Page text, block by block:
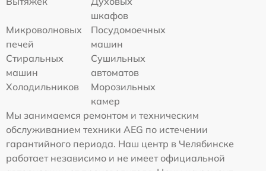
шкафов
Микроволновых
печей
Посудомоечных
машин
Стиральных
машин
Сушильных
автоматов
Холодильников
Морозильных
камер
Мы занимаемся ремонтом и техническим
обслуживанием техники AEG по истечении
гарантийного периода. Наш центр в Челябинске
работает независимо и не имеет официальной